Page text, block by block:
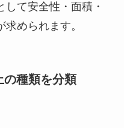
て安全性・面積・
められます。
の種類を分類